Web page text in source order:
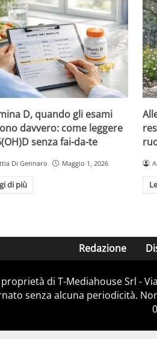
D, quando gli esami
davvero: come leggere
senza fai-da-te
Di Gennaro Maggio 1, 2026
di più
Redazione
di T-Mediahouse Srl -
senza alcuna periodicità.